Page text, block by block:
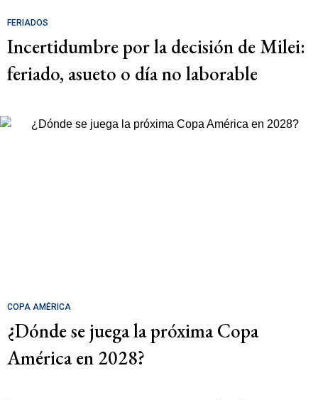
FERIADOS
Incertidumbre por la decisión de Milei:
feriado, asueto o día no laborable
COPA AMÉRICA
¿Dónde se juega la próxima Copa
América en 2028?